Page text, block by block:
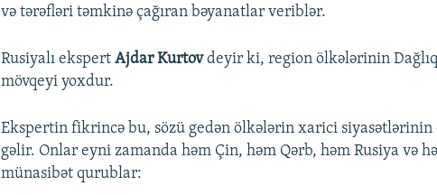
və tərəfləri təmkinə çağıran bəyanatlar veriblər.
Rusiyalı ekspertAjdar Kurtovdeyir ki, region ölkələrinin
mövqeyi yoxdur.
Ekspertin fikrincə bu, sözü gedən ölkələrin xarici
gəlir. Onlar eyni zamanda həm Çin, həm Qərb, həm Rusiya və
münasibət qurublar: